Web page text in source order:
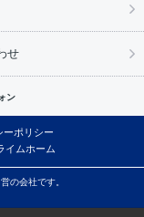
せ
ン
ーポリシー
イムホーム
の会社です。